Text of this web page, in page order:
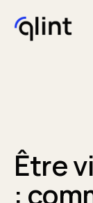
Être
: